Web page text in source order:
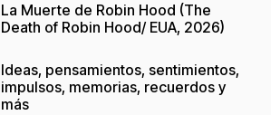
La Muerte de Robin Hood (The
Death of Robin Hood/ EUA, 2026)
Ideas, pensamientos, sentimientos,
impulsos, memorias, recuerdos y
más